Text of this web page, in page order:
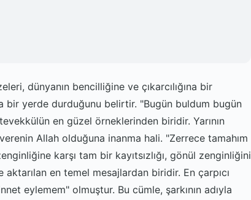
dünyanın bencilliğine ve çıkarcılığına bir
bir yerde durduğunu belirtir. "Bugün buldum bugün
en güzel örneklerinden biridir. Yarının
Allah olduğuna inanma hali. "Zerrece tamahım
karşı tam bir kayıtsızlığı, gönül zenginliğini
en temel mesajlardan biridir. En çarpıcı
eylemem" olmuştur. Bu cümle, şarkının adıyla